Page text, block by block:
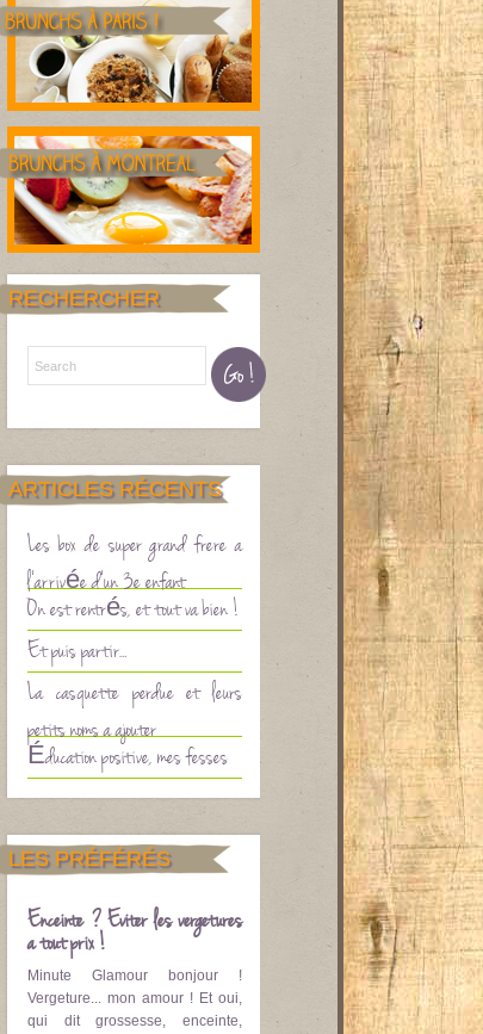
RECHERCHER
ARTICLES RÉCENTS
Les box de super grand frère à
l’arrivée d’un 3è enfant
On est rentrés, et tout va bien !
Et puis partir…
La casquette perdue et leurs
Éducation positive, mes fesses
LES PRÉFÉRÉS
Enceinte ? Eviter les vergetures
à tout prix !
Minute Glamour bonjour !
Vergeture... mon amour ! Et oui,
qui dit grossesse, enceinte,